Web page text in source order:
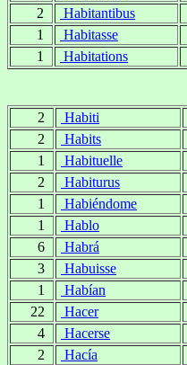
2
Habitantibus
1
Habitasse
1
Habitations
2 Habiti
2
Habits
1
Habituelle
2
Habiturus
1
Habiéndome
1
Hablo
6
Habrá
3
Habuisse
1
Habían
22
Hacer
4
Hacerse
2
Hacía